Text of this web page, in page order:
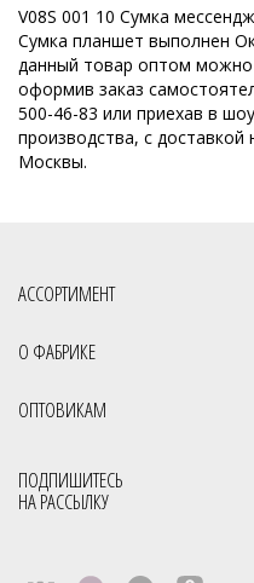
Мужские сумки производства
Кожгалантерейная фабрика
ОССО сумки оптом Киров
Производитель женских сумок
Сумки производство Россия
Молодёжные сумки оптом
V08S 001 10 Сумка
Сумка планшет выполнен
данный товар оптом
оформив заказ
500-46-83 или приехав в
производства, с доставкой
Москвы.
АССОРТИМЕНТ
О ФАБРИКЕ
ОПТОВИКАМ
ПОДПИШИТЕСЬ
НА РАССЫЛКУ